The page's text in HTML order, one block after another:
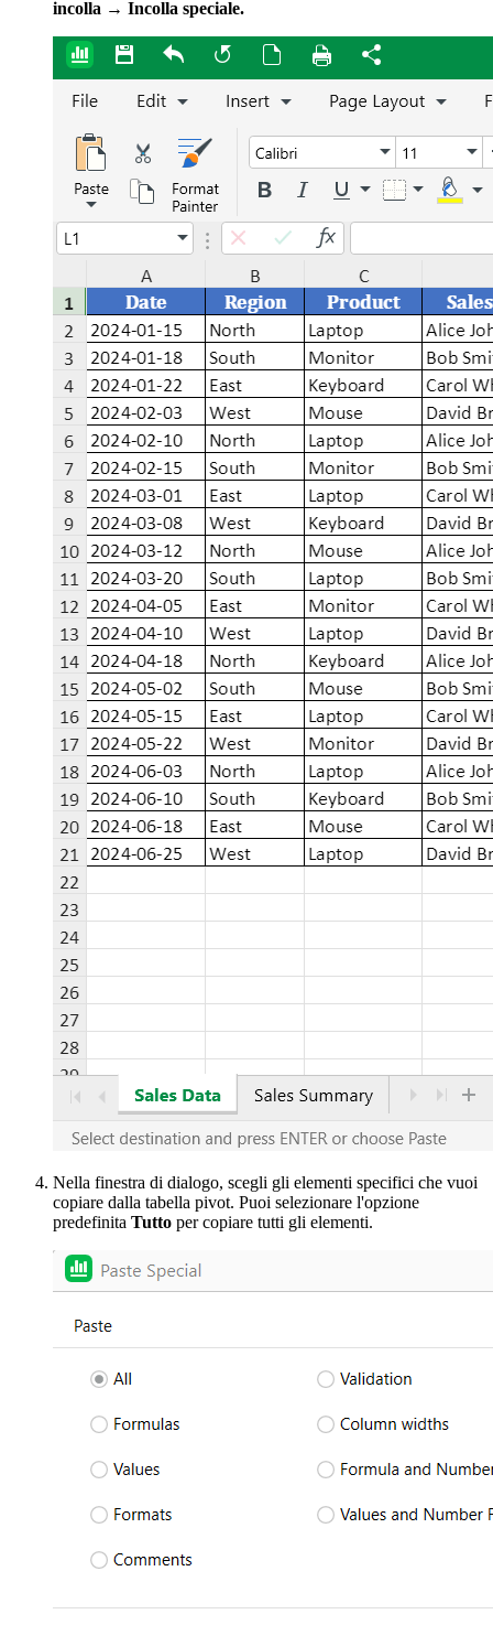
incolla → Incolla speciale.
Nella finestra di dialogo, scegli gli elementi specifici che vuoi
copiare dalla tabella pivot. Puoi selezionare l'opzione
predefinita Tutto per copiare tutti gli elementi.